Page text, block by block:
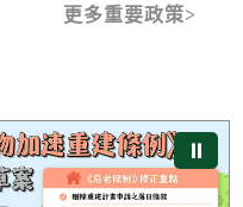
更多重要政策
⏸
建條例》及《都市更新條